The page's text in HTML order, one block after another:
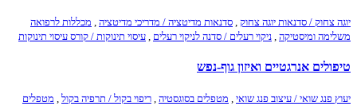
יוגה צחוק / סדנאות יוגה צחוק סדנאות מדיטציה / מדריכי מדיטציה
מכללות לרפואה
משלימה ומיסטיקה ניקוי רעלים / סדנה לניקוי רעלים עיסוי תינוקות / קורס עיסוי תינוקות
טיפולים אנרגטיים ואיזון גוף-נפש
יעוץ פנג שואי / עיצוב פנג שואי , מטפלים בסוגסטיה , ריפוי בקול / תרפיה בקול , מטפלים